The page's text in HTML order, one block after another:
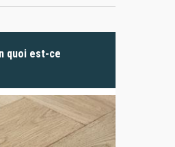
quoi est-ce